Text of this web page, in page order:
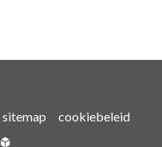
sitemap
cookiebeleid